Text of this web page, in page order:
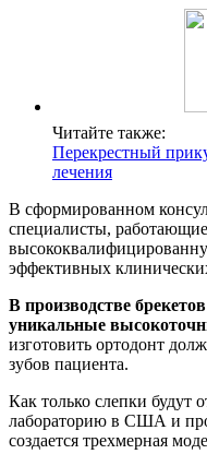
Читайте также:
Перекрестный
лечения
В сформированном
специалисты,
эффективных
В производстве
уникальные
изготовить ортодонт
зубов пациента.
Как только слепки будут
лабораторию в США и
создается трехмерная